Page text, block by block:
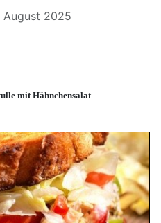
2025
mit Hähnchensalat